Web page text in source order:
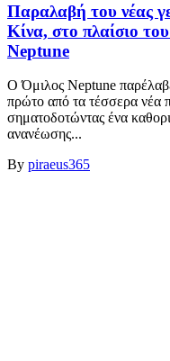
Παραλαβή του νέας
Κίνα, στο πλαίσιο
Neptune
Ο Όμιλος Neptune
πρώτο από τα τέσσερα νέα
σηματοδοτώντας ένα
ανανέωσης...
By piraeus365